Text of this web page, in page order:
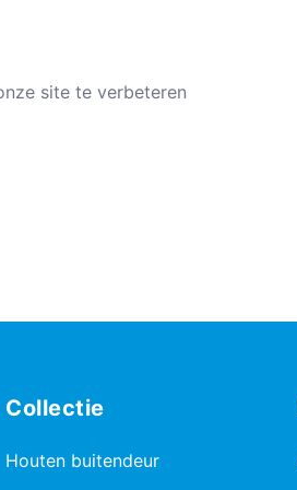
site te verbeteren
Collectie
Houten buitendeur